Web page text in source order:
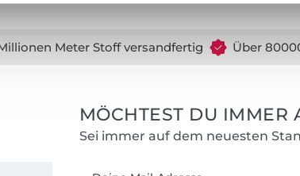
Meter Stoff versandfertig Über
MÖCHTEST DU IMMER
Sei immer auf dem neuesten